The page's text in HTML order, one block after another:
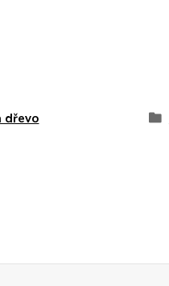
dřevo